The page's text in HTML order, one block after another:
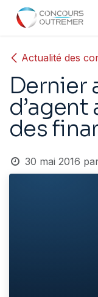
Se rendre au
Actualité des
Dernier
des
30 mai 2016